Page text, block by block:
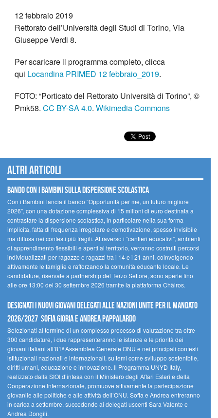
12 febbraio 2019
Rettorato dell’Università degli Studi di Torino, Via
Giuseppe Verdi 8.
Per scaricare il programma completo, clicca
qui Locandina PRIMED 12 febbraio_2019.
FOTO: “Porticato del Rettorato Università di Torino”, ©
Pmk58. CC BY-SA 4.0. Wikimedia Commons
Altri articoli
Bando Con i Bambini sulla dispersione scolastica
Con i Bambini lancia il bando “Opportunità per me, un futuro migliore
2026”, con una dotazione complessiva di 15 milioni di euro destinata a
contrastare la dispersione scolastica, in particolare nella sua forma
implicita, fatta di frequenza irregolare e demotivazione, spesso invisibile
ma diffusa nei contesti più fragili. Attraverso i “cantieri educativi”, ambienti
di apprendimento flessibili e aperti al territorio, verranno costruiti percorsi
individualizzati per ragazze e ragazzi tra i 14 e i 21 anni, coinvolgendo
attivamente le famiglie e rafforzando la comunità educante locale. Le
candidature, riservate a partnership del Terzo Settore, sono aperte fino
alle ore 13:00 del 30 settembre 2026 tramite la piattaforma Chàiros.
Designati i nuovi Giovani Delegati alle Nazioni Unite per il mandato
2026/2027 Sofia Gioria e Andrea Pappalardo
Selezionati al termine di un complesso processo di valutazione tra oltre
300 candidature, i due rappresenteranno le istanze e le priorità dei
giovani italiani all’81ª Assemblea Generale ONU e nei principali contesti
istituzionali nazionali e internazionali, su temi come sviluppo sostenibile,
diritti umani, educazione e innovazione. Il Programma UNYD Italy,
realizzato dalla SIOI d’intesa con il Ministero degli Affari Esteri e della
Cooperazione Internazionale, promuove attivamente la partecipazione
giovanile alle politiche e alle attività dell’ONU. Sofia e Andrea entreranno
in carica a settembre, succedendo ai delegati uscenti Sara Valente e
Andrea Dongili.